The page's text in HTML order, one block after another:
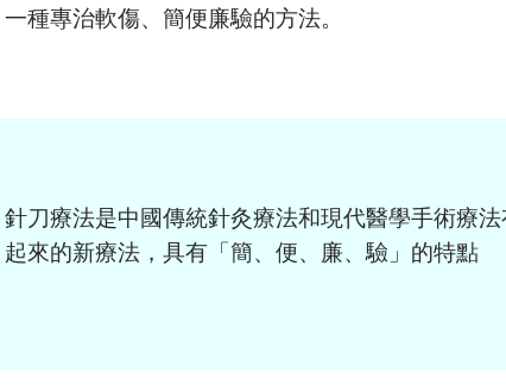
一種專治軟傷、簡便廉驗的方法。
針刀療法是中國傳統針灸療法和現代醫學手術療
起來的新療法，具有「簡、便、廉、驗」的特點